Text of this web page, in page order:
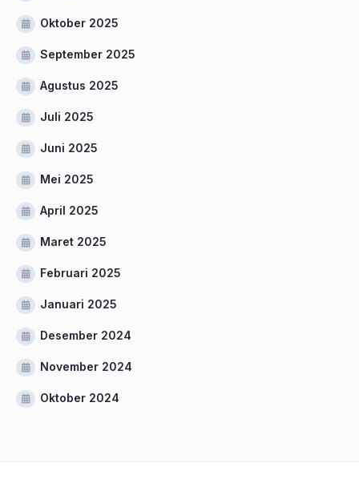
Oktober 2025
September 2025
Agustus 2025
Juli 2025
Juni 2025
Mei 2025
April 2025
Maret 2025
Februari 2025
Januari 2025
Desember 2024
November 2024
Oktober 2024